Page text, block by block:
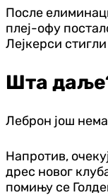
После
плеј-офу
Лејкерси
Шта
Леброн још
Напротив,
дрес новог
помињу се